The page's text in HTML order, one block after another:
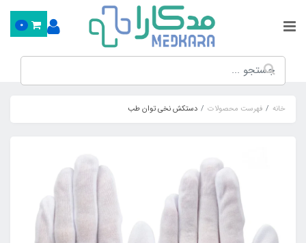
0
خانه فهرست محصولات دستکش نخی توان طب